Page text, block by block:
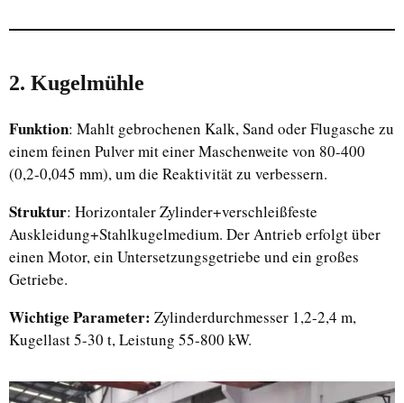
2. Kugelmühle
Funktion: Mahlt gebrochenen Kalk, Sand oder Flugasche zu
einem feinen Pulver mit einer Maschenweite von 80-400
(0,2-0,045 mm), um die Reaktivität zu verbessern.
Struktur: Horizontaler Zylinder+verschleißfeste
Auskleidung+Stahlkugelmedium. Der Antrieb erfolgt über
einen Motor, ein Untersetzungsgetriebe und ein großes
Getriebe.
Wichtige Parameter: Zylinderdurchmesser 1,2-2,4 m,
Kugellast 5-30 t, Leistung 55-800 kW.